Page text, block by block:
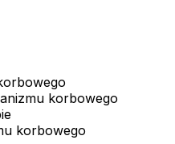
korbowego
korbowego